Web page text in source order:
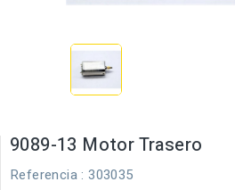
9089-13 Motor Trasero
Referencia : 303035